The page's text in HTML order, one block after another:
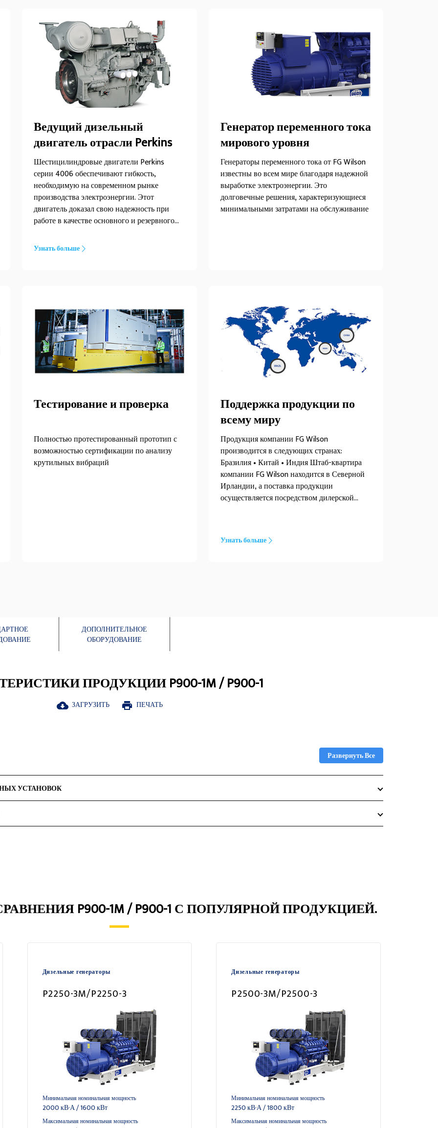
Ведущий дизельный
двигатель отрасли Perkins
Шестицилиндровые двигатели Perkins
серии 4006 обеспечивают гибкость,
необходимую на современном рынке
производства электроэнергии. Этот
двигатель доказал свою надежность при
работе в качестве основного и резервного
важных сферах — на производственных
предприятиях, в больницах и дата-центрах.
Узнать больше
Генератор переменного тока
мирового уровня
Генераторы переменного тока от FG Wilson
известны во всем мире благодаря надежной
выработке электроэнергии. Это
долговечные решения, характеризующиеся
минимальными затратами на обслуживание
Тестирование и проверка
Полностью протестированный прототип с
возможностью сертификации по анализу
крутильных вибраций
Поддержка продукции по
всему миру
Продукция компании FG Wilson
производится в следующих странах:
Бразилия • Китай • Индия Штаб-квартира
компании FG Wilson находится в Северной
Ирландии, а поставка продукции
осуществляется посредством дилерской
Узнать больше
ДОПОЛНИТЕЛЬНОЕ
ОБОРУДОВАНИЕ
ПРОДУКЦИИ P900-1M / P900-1
cloud_download ЗАГРУЗИТЬ print ПЕЧАТЬ
Развернуть Все
УСТАНОВОК
P900-1M / P900-1 С ПОПУЛЯРНОЙ ПРОДУКЦИЕЙ.
Дизельные генераторы
P2250-3M/P2250-3
Минимальная номинальная мощность
2000 кВ·А / 1600 кВт
Максимальная номинальная мощность
Дизельные генераторы
P2500-3M/P2500-3
Минимальная номинальная мощность
2250 кВ·А / 1800 кВт
Максимальная номинальная мощность